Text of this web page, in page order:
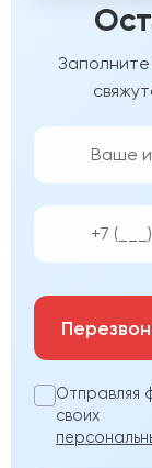
Отправляя
своих